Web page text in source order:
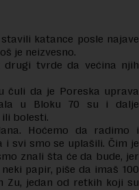
katance posle najave
je neizvesno.
drugi tvrde da većina njih
čuli da je Poreska uprava
u Bloku 70 su i dalje
bolesti.
Hoćemo da radimo i
svi smo se uplašili. Čim je
znali šta će da bude, jer
papir, piše da imaš 100
Zu, jedan od retkih koji su